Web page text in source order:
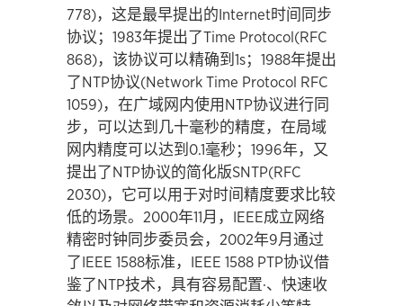
778)，这是最早提出的Internet时间同步
协议；1983年提出了Time Protocol(RFC
868)，该协议可以精确到1s；1988年提出
了NTP协议(Network Time Protocol RFC
1059)，在广域网内使用NTP协议进行同
步，可以达到几十毫秒的精度，在局域
网内精度可以达到0.1毫秒；1996年，又
提出了NTP协议的简化版SNTP(RFC
2030)，它可以用于对时间精度要求比较
低的场景。2000年11月，IEEE成立网络
精密时钟同步委员会，2002年9月通过
了IEEE 1588标准，IEEE 1588 PTP协议借
鉴了NTP技术，具有容易配置·、快速收